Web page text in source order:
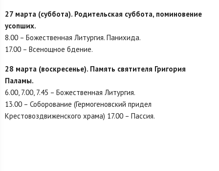
27 марта (суббота). Родительская суббота, поминовение
усопших.
8.00 – Божественная Литургия. Панихида.
17.00 – Всенощное бдение.
28 марта (воскресенье). Память святителя Григория
Паламы.
6.00, 7.00, 7.45 – Божественная Литургия.
13.00 – Соборование (Гермогеновский придел
Крестовоздвиженского храма) 17.00 – Пассия.